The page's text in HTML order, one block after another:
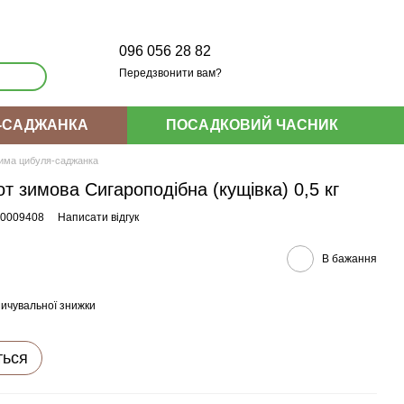
096 056 28 82
Передзвонити вам?
САДЖАНКА ПОСАДКОВИЙ ЧАСНИК
цибуля-саджанка
зимова Сигароподібна (кущівка) 0,5 кг
Написати відгук
В бажання
знижки